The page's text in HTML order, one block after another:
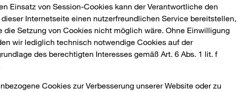
Einsatz von Session-Cookies kann der Verantwortliche den
Internetseite einen nutzerfreundlichen Service bereitstellen,
die Setzung von Cookies nicht möglich wäre. Ohne Einwilligung
wir lediglich technisch notwendige Cookies auf der
des berechtigten Interesses gemäß Art. 6 Abs. 1 lit. f
Cookies zur Verbesserung unserer Website oder zu